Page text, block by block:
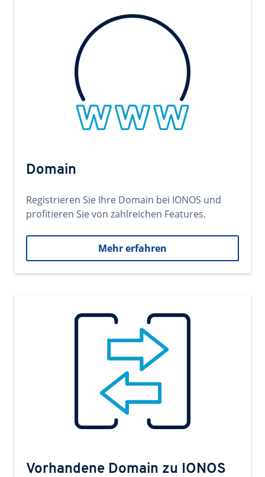
Domain
Registrieren Sie Ihre Domain bei IONOS und
profitieren Sie von zahlreichen Features.
Mehr erfahren
Vorhandene Domain zu IONOS